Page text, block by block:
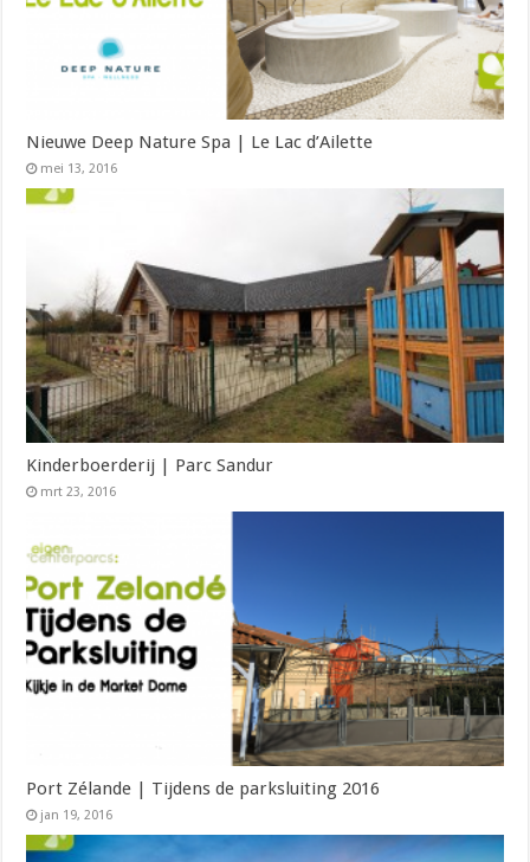
Nieuwe Deep Nature Spa | Le Lac d’Ailette
mei 13, 2016
Kinderboerderij | Parc Sandur
mrt 23, 2016
Port Zélande | Tijdens de parksluiting 2016
jan 19, 2016